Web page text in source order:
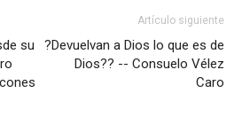
su
Artículo siguiente
?Devuelvan a Dios lo que es de
Dios?? -- Consuelo Vélez
Caro